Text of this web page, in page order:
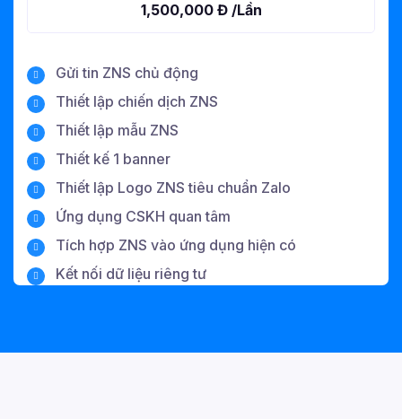
1,500,000 Đ /Lần
Gửi tin ZNS chủ động
Thiết lập chiến dịch ZNS
Thiết lập mẫu ZNS
Thiết kế 1 banner
Thiết lập Logo ZNS tiêu chuẩn Zalo
Ứng dụng CSKH quan tâm
Tích hợp ZNS vào ứng dụng hiện có
Kết nối dữ liệu riêng tư